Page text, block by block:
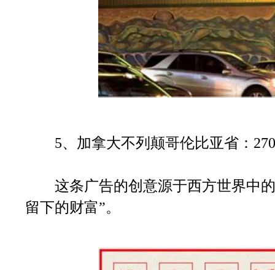
5、加拿大不列颠哥伦比亚省：
这条广告的创意源于西方世界中的
留下的财富”。